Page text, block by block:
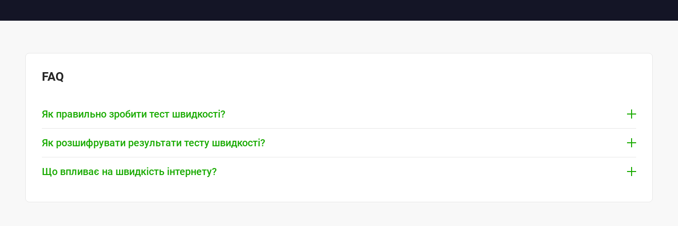
FAQ
Як правильно зробити тест швидкості?
Як розшифрувати результати тесту швидкості?
Що впливає на швидкість інтернету?